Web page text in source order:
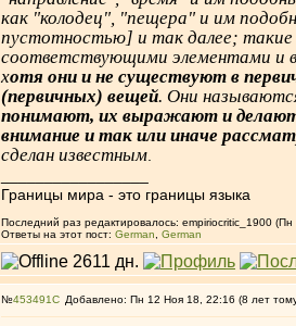
как "колодец", "пещера" и им
пустотностью] и так далее; такие
соответствующими элементами и
хотя они и не существуют в
(первичных) вещей. Они
понимают, их выражают и делают
внимание и так или иначе
сделан известным
Границы мира - это границы языка
Последний раз редактировалось: empiriocritic_1900
Ответы на этот пост: German German
№453491 Добавлено: Пн 12 Ноя 18, 22:16 (8 лет